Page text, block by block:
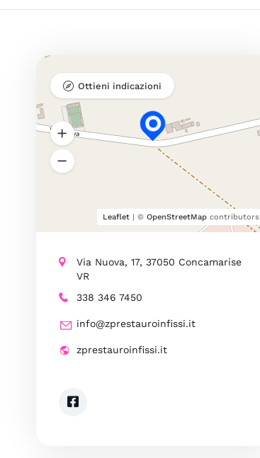
Leaflet| © OpenStreetMapcontributors
Ottieni indicazioni
Via Nuova, 17, 37050 Concamarise
VR
338 346 7450
info@zprestauroinfissi.it
zprestauroinfissi.it